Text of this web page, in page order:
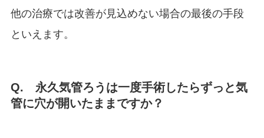
他の治療では改善が見込めない場合の最後の手段
といえます。
Q. 永久気管ろうは一度手術したらずっと気
管に穴が開いたままですか？